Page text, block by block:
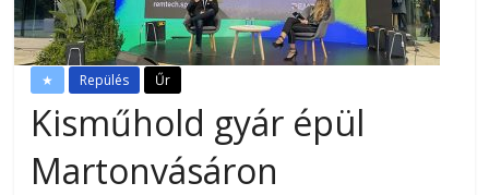
★ Repülés Űr
Kisműhold gyár épül
Martonvásáron